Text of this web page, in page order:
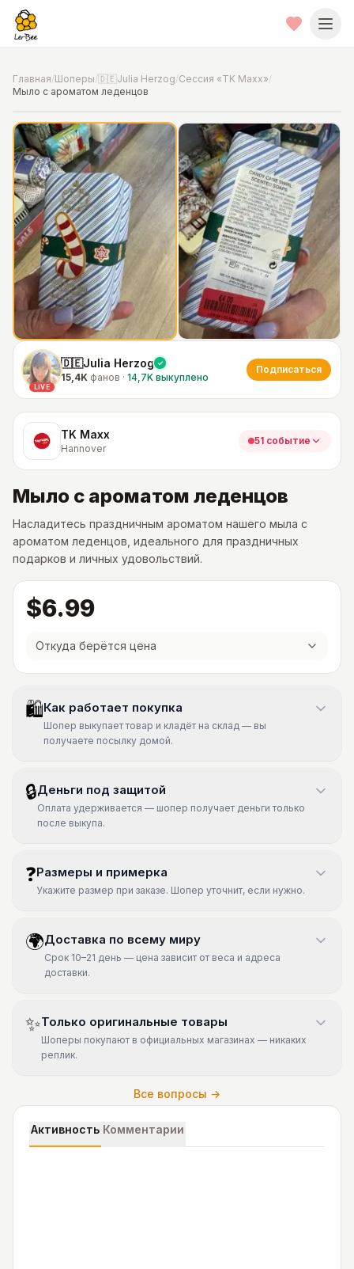
Главная/Шоперы/🇩🇪Julia Herzog/Сессия «TK Maxx»/
Мыло с ароматом леденцов
📍Фото от шопера·Hannover
LIVE
🇩🇪Julia Herzog
15,4K фанов · 14,7K выкуплено
Подписаться
TK Maxx
Hannover
51 событие
Мыло с ароматом леденцов
Насладитесь праздничным ароматом нашего мыла с
ароматом леденцов, идеального для праздничных
подарков и личных удовольствий.
$6.99
Откуда берётся цена
🛍Как работает покупка
Шопер выкупает товар и кладёт на склад — вы
получаете посылку домой.
🔒Деньги под защитой
Оплата удерживается — шопер получает деньги только
после выкупа.
❓Размеры и примерка
Укажите размер при заказе. Шопер уточнит, если нужно.
🌍Доставка по всему миру
Срок 10–21 день — цена зависит от веса и адреса
доставки.
✨Только оригинальные товары
Шоперы покупают в официальных магазинах — никаких
реплик.
Все вопросы →
Активность Комментарии